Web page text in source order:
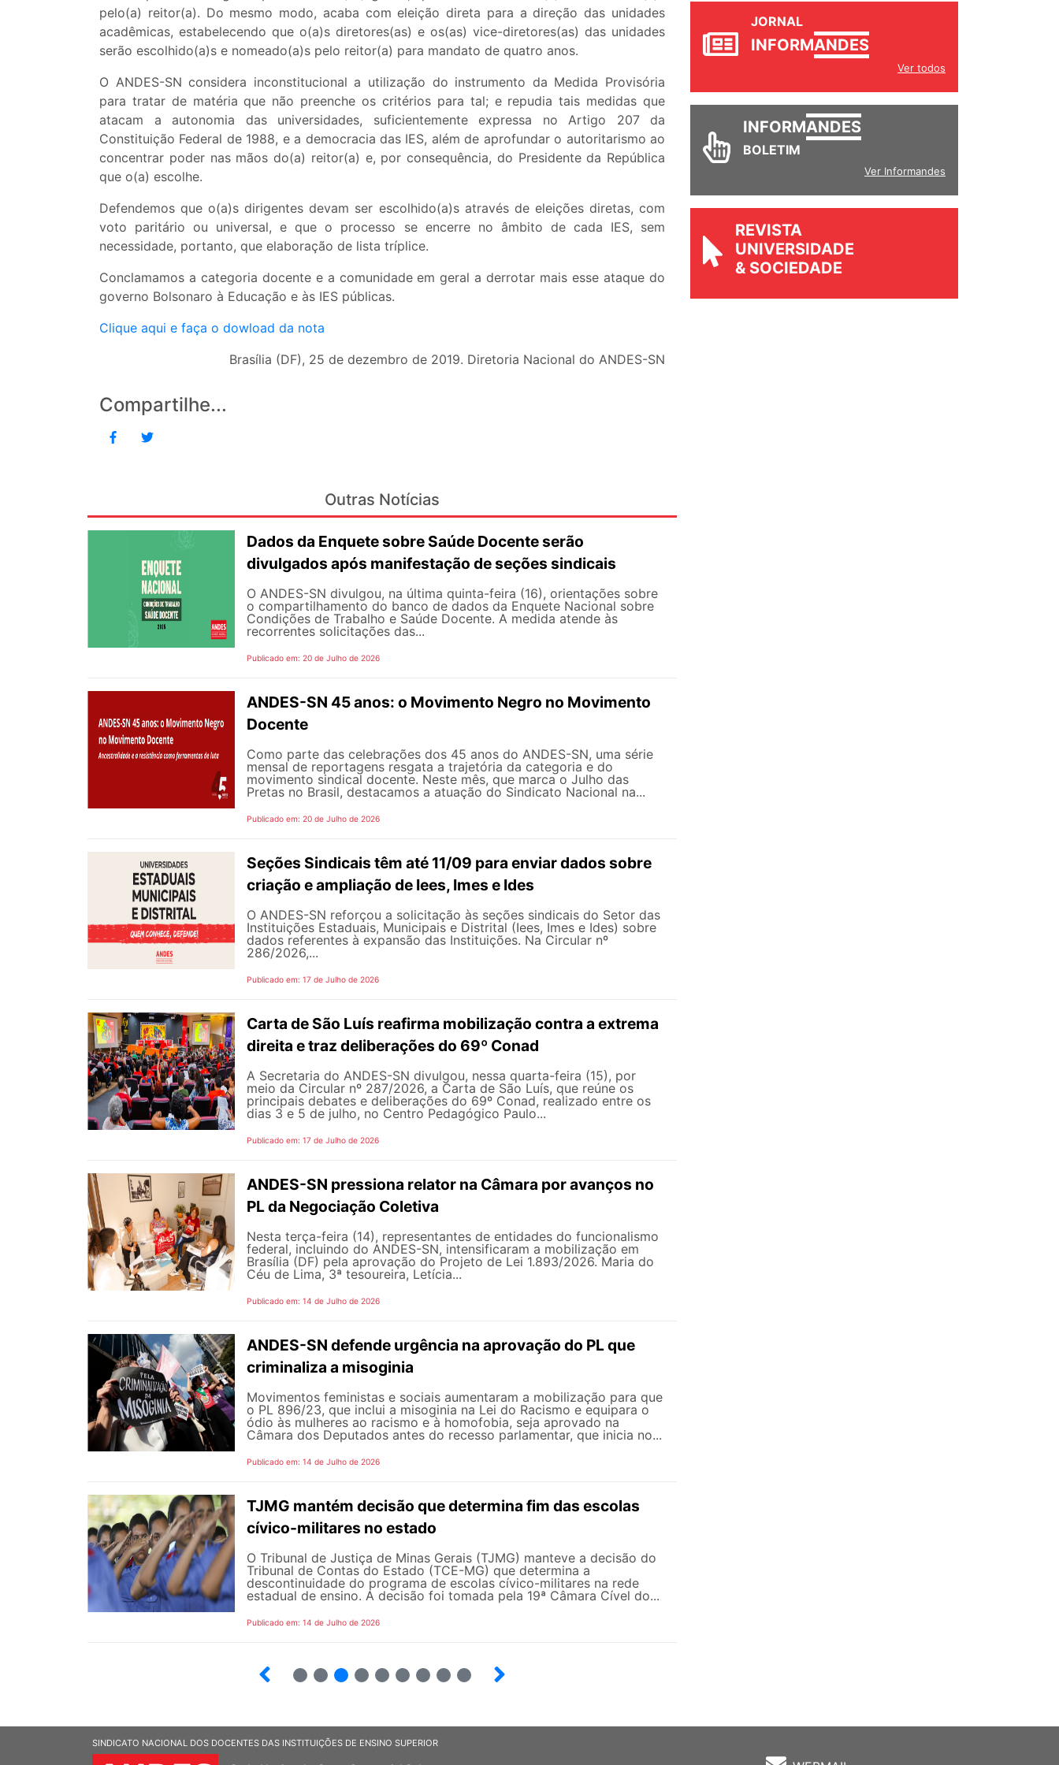
pelo(a) reitor(a). Do mesmo modo, acaba com eleição direta para a direção das unidades
acadêmicas, estabelecendo que o(a)s diretores(as) e os(as) vice-diretores(as) das unidades
serão escolhido(a)s e nomeado(a)s pelo reitor(a) para mandato de quatro anos.
O ANDES-SN considera inconstitucional a utilização do instrumento da Medida Provisória
para tratar de matéria que não preenche os critérios para tal; e repudia tais medidas que
atacam a autonomia das universidades, suficientemente expressa no Artigo 207 da
Constituição Federal de 1988, e a democracia das IES, além de aprofundar o autoritarismo ao
concentrar poder nas mãos do(a) reitor(a) e, por consequência, do Presidente da República
que o(a) escolhe.
Defendemos que o(a)s dirigentes devam ser escolhido(a)s através de eleições diretas, com
voto paritário ou universal, e que o processo se encerre no âmbito de cada IES, sem
necessidade, portanto, que elaboração de lista tríplice.
Conclamamos a categoria docente e a comunidade em geral a derrotar mais esse ataque do
governo Bolsonaro à Educação e às IES públicas.
Clique aqui e faça o dowload da nota
Brasília (DF), 25 de dezembro de 2019. Diretoria Nacional do ANDES-SN
Compartilhe...
Outras Notícias
Dados da Enquete sobre Saúde Docente serão
divulgados após manifestação de seções sindicais
O ANDES-SN divulgou, na última quinta-feira (16), orientações sobre
o compartilhamento do banco de dados da Enquete Nacional sobre
Condições de Trabalho e Saúde Docente. A medida atende às
recorrentes solicitações das...
Publicado em: 20 de Julho de 2026
ANDES-SN 45 anos: o Movimento Negro no Movimento
Docente
Como parte das celebrações dos 45 anos do ANDES-SN, uma série
mensal de reportagens resgata a trajetória da categoria e do
movimento sindical docente. Neste mês, que marca o Julho das
Pretas no Brasil, destacamos a atuação do Sindicato Nacional na...
Publicado em: 20 de Julho de 2026
Seções Sindicais têm até 11/09 para enviar dados sobre
criação e ampliação de Iees, Imes e Ides
O ANDES-SN reforçou a solicitação às seções sindicais do Setor das
Instituições Estaduais, Municipais e Distrital (Iees, Imes e Ides) sobre
dados referentes à expansão das Instituições. Na Circular nº
286/2026,...
Publicado em: 17 de Julho de 2026
Carta de São Luís reafirma mobilização contra a extrema
direita e traz deliberações do 69º Conad
A Secretaria do ANDES-SN divulgou, nessa quarta-feira (15), por
meio da Circular nº 287/2026, a Carta de São Luís, que reúne os
principais debates e deliberações do 69º Conad, realizado entre os
dias 3 e 5 de julho, no Centro Pedagógico Paulo...
Publicado em: 17 de Julho de 2026
ANDES-SN pressiona relator na Câmara por avanços no
PL da Negociação Coletiva
Nesta terça-feira (14), representantes de entidades do funcionalismo
federal, incluindo do ANDES-SN, intensificaram a mobilização em
Brasília (DF) pela aprovação do Projeto de Lei 1.893/2026. Maria do
Céu de Lima, 3ª tesoureira, Letícia...
Publicado em: 14 de Julho de 2026
ANDES-SN defende urgência na aprovação do PL que
criminaliza a misoginia
Movimentos feministas e sociais aumentaram a mobilização para que
o PL 896/23, que inclui a misoginia na Lei do Racismo e equipara o
ódio às mulheres ao racismo e à homofobia, seja aprovado na
Câmara dos Deputados antes do recesso parlamentar, que inicia no...
Publicado em: 14 de Julho de 2026
TJMG mantém decisão que determina fim das escolas
cívico-militares no estado
O Tribunal de Justiça de Minas Gerais (TJMG) manteve a decisão do
Tribunal de Contas do Estado (TCE-MG) que determina a
descontinuidade do programa de escolas cívico-militares na rede
estadual de ensino. A decisão foi tomada pela 19ª Câmara Cível do...
Publicado em: 14 de Julho de 2026
JORNAL
Ver todos
INFORM
Ver Informandes
REVISTA
UNIVERSIDADE
SINDICATO NACIONAL DOS DOCENTES DAS INSTITUIÇÕES DE ENSINO SUPERIOR